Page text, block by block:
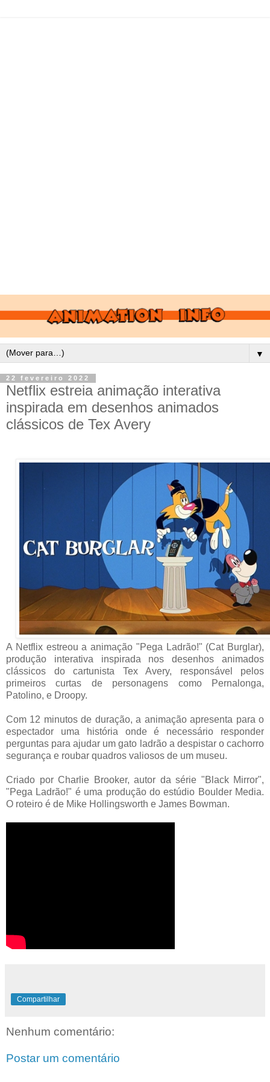
▼
22 fevereiro 2022
Netflix estreia animação interativa
inspirada em desenhos animados
clássicos de Tex Avery
A Netflix estreou a animação "Pega Ladrão!" (Cat Burglar),
produção interativa inspirada nos desenhos animados
clássicos do cartunista Tex Avery, responsável pelos
primeiros curtas de personagens como Pernalonga,
Patolino, e Droopy.
Com 12 minutos de duração, a animação apresenta para o
espectador uma história onde é necessário responder
perguntas para ajudar um gato ladrão a despistar o cachorro
segurança e roubar quadros valiosos de um museu.
Criado por Charlie Brooker, autor da série "Black Mirror",
"Pega Ladrão!" é uma produção do estúdio Boulder Media.
O roteiro é de Mike Hollingsworth e James Bowman.
Compartilhar
Nenhum comentário:
Postar um comentário